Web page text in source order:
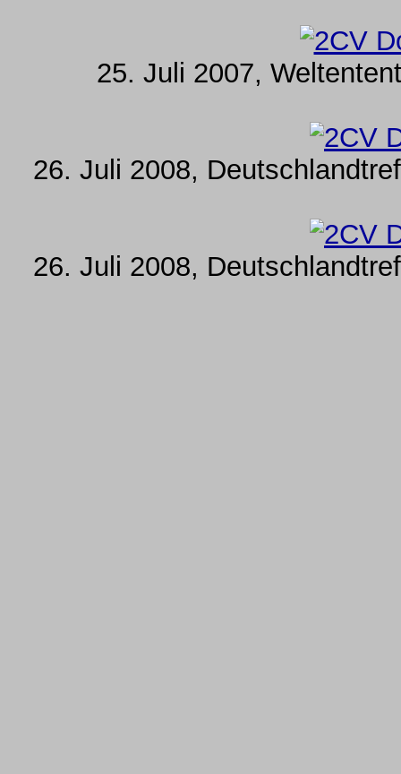
25. Juli 2007,
26. Juli 2008,
26. Juli 2008,